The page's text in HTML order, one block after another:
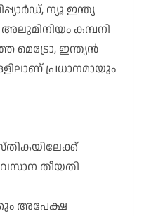
ന്യൂ ഇന്ത്യ
കമ്പനി
മെട്രോ, ഇന്ത്യൻ
പ്രധാനമായും
തീയതി
അപേക്ഷ